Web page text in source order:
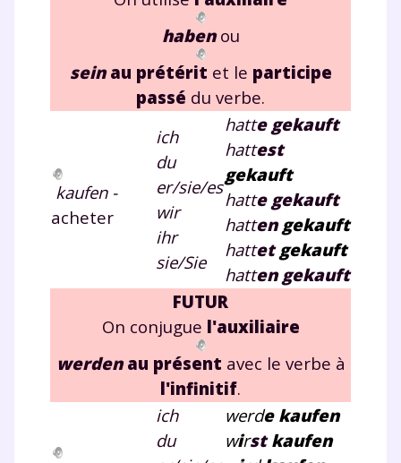
habenou
sein au prétérit et le participe
passé du verbe.
kaufen -
acheter
ich
du
er/sie/es
wir
ihr
sie/Sie
hatte gekauft
hattest
gekauft
hatte gekauft
hatten gekauft
hattet gekauft
hatten gekauft
FUTUR
On conjugue l'auxiliaire
werden au présent avec le verbe à
l'infinitif.
ich
du
werde kaufen
wirst kaufen